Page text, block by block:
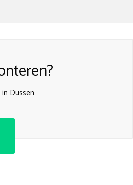
Dussen